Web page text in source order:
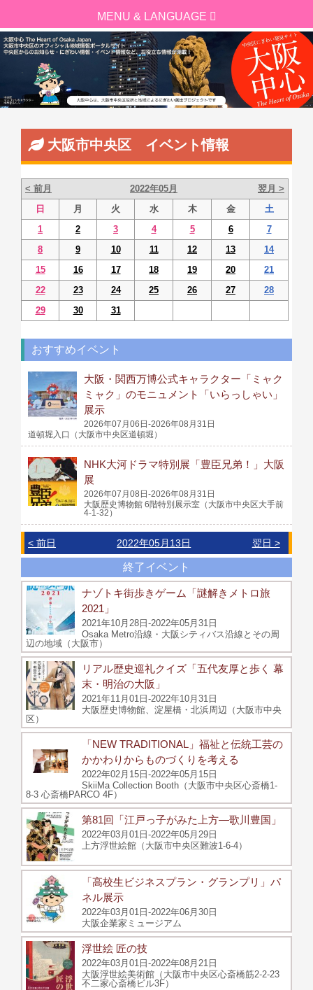
大阪市中央区 イベント情報
< 前月 2022年05月
翌月 >
日
月 火 水 木 金
土
1
2 3 4 5 6
7
8
9 10 11 12 13
14
15
16 17 18 19 20
21
22
23 24 25 26 27
28
29
30 31
おすすめイベント
大阪・関西万博公式キャラクター「ミャク
ミャク」のモニュメント「いらっしゃい」
展示
2026年07月06日-2026年08月31日
道頓堀入口（大阪市中央区道頓堀）
NHK大河ドラマ特別展「豊臣兄弟！」大阪
展
2026年07月08日-2026年08月31日
大阪歴史博物館 6階特別展示室（大阪市中央区大手前
4-1-32）
< 前日 2022年05月13日 翌日 >
終了イベント
ナゾトキ街歩きゲーム「謎解きメトロ旅
2021」
2021年10月28日-2022年05月31日
Osaka Metro沿線・大阪シティバス沿線とその周
辺の地域（大阪市）
リアル歴史巡礼クイズ「五代友厚と歩く 幕
末・明治の大阪」
2021年11月01日-2022年10月31日
大阪歴史博物館、淀屋橋・北浜周辺（大阪市中央
区）
「NEW TRADITIONAL」福祉と伝統工芸の
かかわりからものづくりを考える
2022年02月15日-2022年05月15日
SkiiMa Collection Booth（大阪市中央区心斎橋1-
8-3 心斎橋PARCO 4F）
第81回「江戸っ子がみた上方—歌川豊国」
2022年03月01日-2022年05月29日
上方浮世絵館（大阪市中央区難波1-6-4）
「高校生ビジネスプラン・グランプリ」パ
ネル展示
2022年03月01日-2022年06月30日
大阪企業家ミュージアム
浮世絵 匠の技
2022年03月01日-2022年08月21日
大阪浮世絵美術館（大阪市中央区心斎橋筋2-2-23
不二家心斎橋ビル3F）